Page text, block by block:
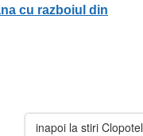
cu razboiul din
inapoi la stiri Clopotel